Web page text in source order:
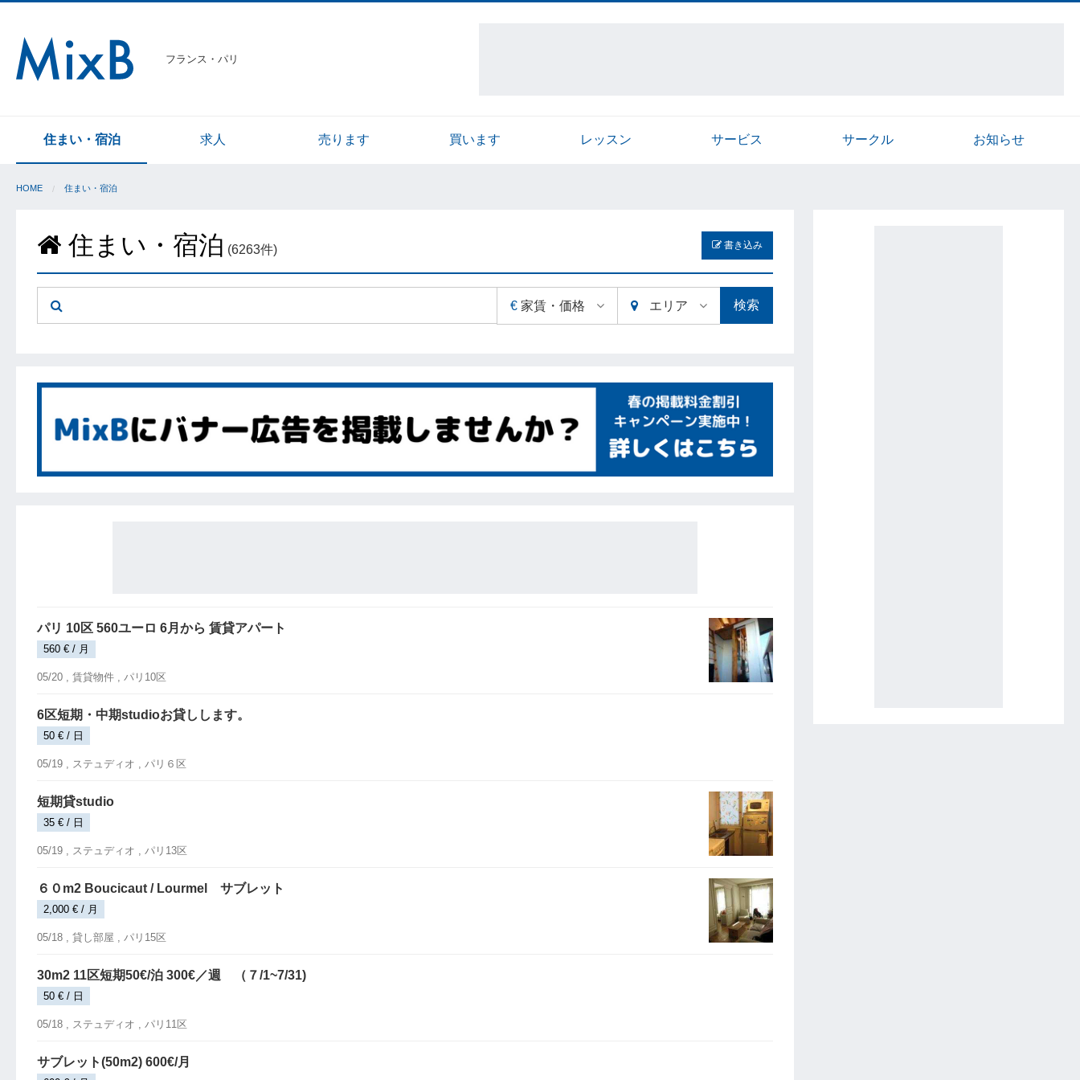
フランス・パリ
住まい・宿泊 求人 売ります 買います レッスン サービス サークル お知らせ
HOME 住まい・宿泊
住まい・宿泊 (6263件) 書き込み
€ 家賃・価格 エリア 検索
パリ 10区 560ユーロ 6月から 賃貸アパート
560 € / 月
05/20 , 賃貸物件 , パリ10区
6区短期・中期studioお貸しします。
50 € / 日
05/19 , ステュディオ , パリ６区
短期貸studio
35 € / 日
05/19 , ステュディオ , パリ13区
６０m2 Boucicaut / Lourmel サブレット
2,000 € / 月
05/18 , 貸し部屋 , パリ15区
30m2 11区短期50€/泊 300€／週 （７/1~7/31)
50 € / 日
05/18 , ステュディオ , パリ11区
サブレット(50m2) 600€/月